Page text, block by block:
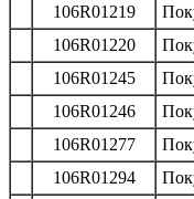
106R01219
106R01220
106R01245
106R01246
106R01277
106R01294